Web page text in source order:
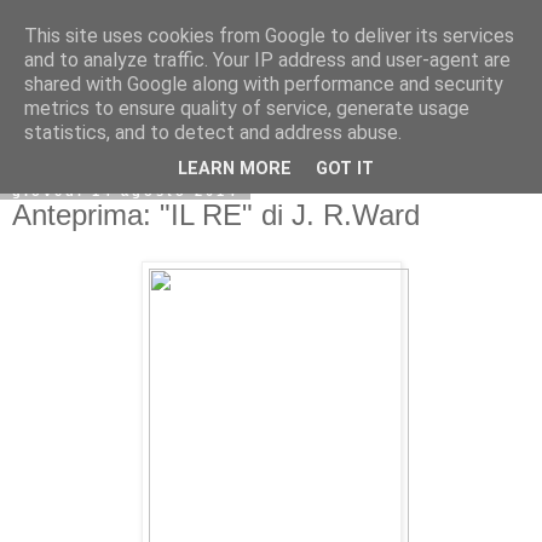
giovedì 14 agosto 2014
Anteprima: "IL RE" di J. R.Ward
This site uses cookies from Google to deliver its services
and to analyze traffic. Your IP address and user-agent are
shared with Google along with performance and security
metrics to ensure quality of service, generate usage
statistics, and to detect and address abuse.
LEARN MORE GOT IT